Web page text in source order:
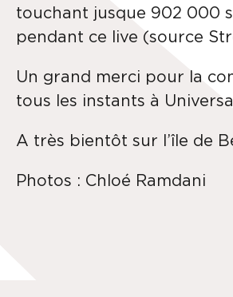
touchant jusque 902 000
pendant ce live (source
Un grand merci pour la
tous les instants à
A très bientôt sur l’île de
Photos : Chloé Ramdani